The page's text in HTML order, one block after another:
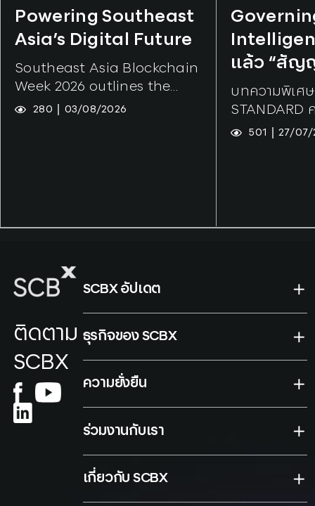
Tags: Tokenization
Powering Southeast
Asia’s Digital Future
Southeast Asia Blockchain
Week 2026 outlines the
region's shift from digital
institutional roundtables,
identifies bank balance-
than regulation or
technology as the binding
constraint on tokenisation
and stablecoin settlement
in Southeast Asia.
280 03/08/2026
Tags:
แล้ว “สัญ
พร้อมหรือ
บทความพิเศ
โดย ของขวั
501 27/07/
ติดตาม
SCBX
SCBX อัปเดต
ธุรกิจของ SCBX
ความยั่งยืน
ร่วมงานกับเรา
เกี่ยวกับ SCBX